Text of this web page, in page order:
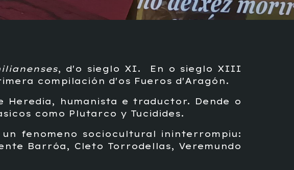
, d'o sieglo XI. En o sieglo XIII
compilación d'os Fueros d'Aragón.
humanista e traductor. Dende o
como Plutarco y Tucidides.
fenomeno sociocultural ininterrompiu:
Barróa, Cleto Torrodellas, Veremundo